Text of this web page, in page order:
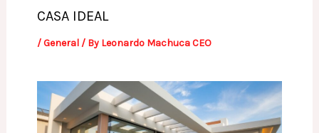
CASA IDEAL
/General/ By Leonardo Machuca CEO